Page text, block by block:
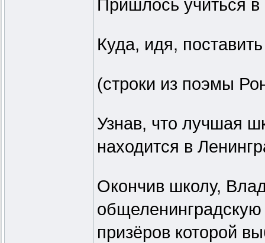
Пришлось учиться
Куда, идя, поставить
(строки из поэмы
Узнав, что лучшая
находится в
Окончив школу,
призёров которой